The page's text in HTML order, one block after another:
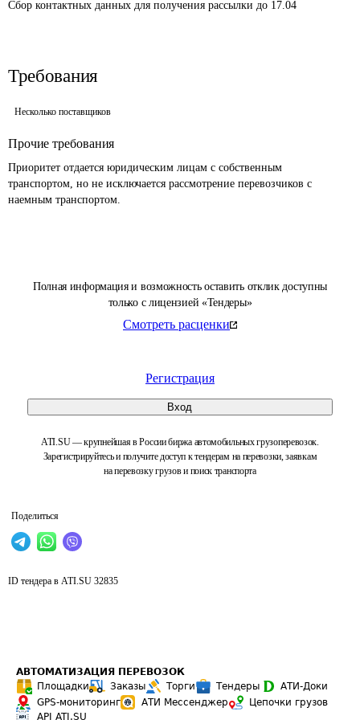
Полная информация и возможность оставить отклик доступны
только с лицензией «Тендеры»
Смотреть расценки
Регистрация
Вход
ATI.SU — крупнейшая в России биржа автомобильных грузоперевозок.
Зарегистрируйтесь и получите доступ к тендерам на перевозки, заявкам
на перевозку грузов и поиск транспорта
Поделиться
Сбор контактных данных для получения рассылки до 17.04
Требования
Несколько поставщиков
Прочие требования
Приоритет отдается юридическим лицам с собственным
транспортом, но не исключается рассмотрение перевозчиков с
наемным транспортом.
ID тендера в ATI.SU 32835
АВТОМАТИЗАЦИЯ ПЕРЕВОЗОК
Площадки
Заказы Торги Тендеры
АТИ-Доки
GPS-мониторинг
АТИ Мессенджер
Цепочки грузов
API ATI.SU